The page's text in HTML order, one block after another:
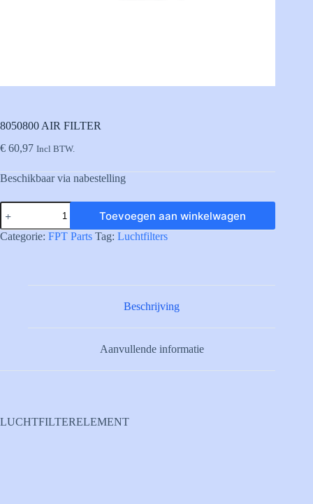
8050800 AIR FILTER
€ 60,97 Incl BTW.
Beschikbaar via nabestelling
8050800
AIR
FILTER
aantal
Toevoegen aan winkelwagen
Categorie: FPT Parts Tag: Luchtfilters
Beschrijving
Aanvullende informatie
LUCHTFILTERELEMENT